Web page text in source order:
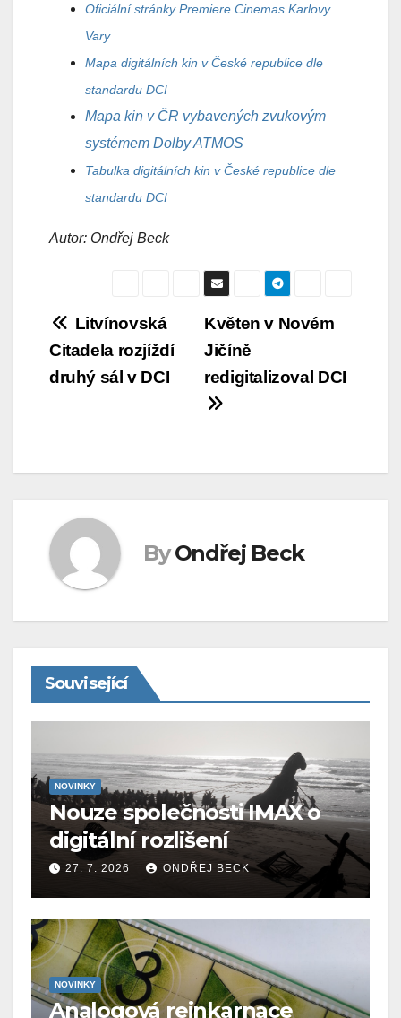
Oficiální stránky Premiere Cinemas Karlovy
Vary
Mapa digitálních kin v České republice dle
standardu DCI
Mapa kin v ČR vybavených zvukovým
systémem Dolby ATMOS
Tabulka digitálních kin v České republice dle
standardu DCI
Autor: Ondřej Beck
Navigace
pro
Květen v Novém
Jičíně
redigitalizoval DCI
Litvínovská
Citadela rozjíždí
druhý sál v DCI
By Ondřej Beck
Související
NOVINKY
Nouze společnosti IMAX o
digitální rozlišení
27. 7. 2026 ONDŘEJ BECK
NOVINKY
Analogová reinkarnace